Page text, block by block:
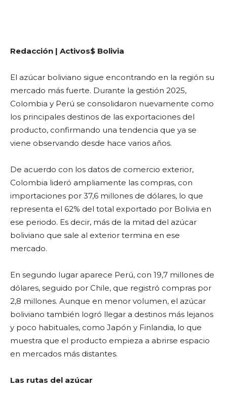
Redacción | Activos$ Bolivia
El azúcar boliviano sigue encontrando en la región su
mercado más fuerte. Durante la gestión 2025,
Colombia y Perú se consolidaron nuevamente como
los principales destinos de las exportaciones del
producto, confirmando una tendencia que ya se
viene observando desde hace varios años.
De acuerdo con los datos de comercio exterior,
Colombia lideró ampliamente las compras, con
importaciones por 37,6 millones de dólares, lo que
representa el 62% del total exportado por Bolivia en
ese periodo. Es decir, más de la mitad del azúcar
boliviano que sale al exterior termina en ese
mercado.
En segundo lugar aparece Perú, con 19,7 millones de
dólares, seguido por Chile, que registró compras por
2,8 millones. Aunque en menor volumen, el azúcar
boliviano también logró llegar a destinos más lejanos
y poco habituales, como Japón y Finlandia, lo que
muestra que el producto empieza a abrirse espacio
en mercados más distantes.
Las rutas del azúcar